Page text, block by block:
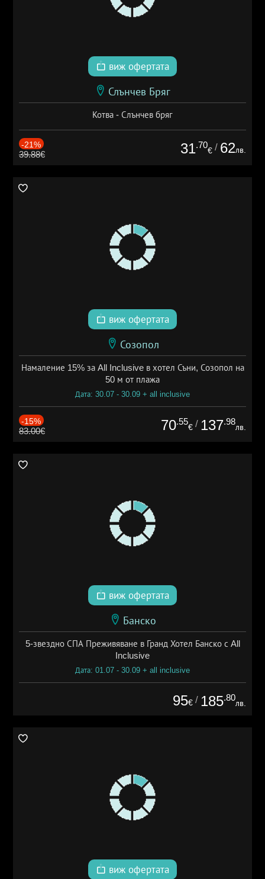
виж офертата
Слънчев Бряг
Котва - Слънчев бряг
-21%
39.88€ 31.70
€ / 62лв.
виж офертата
Созопол
Намаление 15% за All Inclusive в хотел Съни, Созопол на
50 м от плажа
Дата: 30.07 - 30.09 + all inclusive
-15%
83.00€ 70.55
€ / 137.98
лв.
виж офертата
Банско
5-звездно СПА Преживяване в Гранд Хотел Банско с All
Inclusive
Дата: 01.07 - 30.09 + all inclusive
95€ / 185.80
лв.
виж офертата